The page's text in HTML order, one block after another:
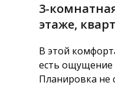
3-
этаже,
В этой
есть ощущение
Планировка не